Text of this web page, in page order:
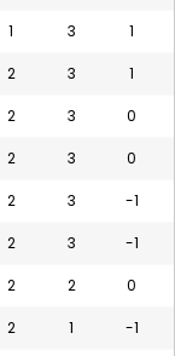
1 3 1
2 3 1
2 3 0
2 3 0
2 3 -1
2 3 -1
2 2 0
2 1 -1